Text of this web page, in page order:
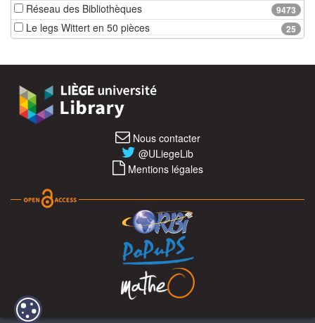
9473
Réseau des Bibliothèques
25
Le legs Wittert en 50 pièces
Nous contacter
@ULiegeLib
Mentions légales